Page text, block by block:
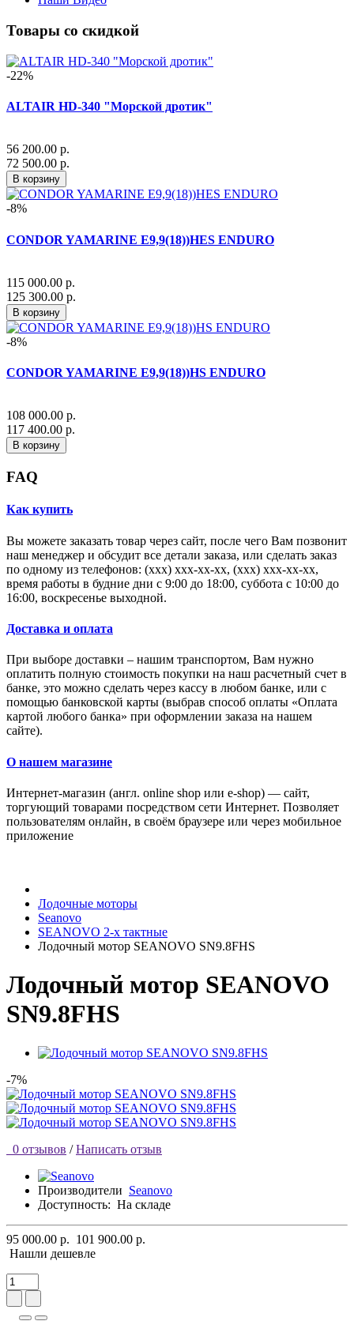
Товары со скидкой
-22%
ALTAIR HD-340 "Морской дротик"
56 200.00 р.
72 500.00 р.
В корзину
-8%
CONDOR YAMARINE E9,9(18))HES ENDURO
115 000.00 р.
125 300.00 р.
В корзину
-8%
CONDOR YAMARINE E9,9(18))HS ENDURO
108 000.00 р.
117 400.00 р.
В корзину
FAQ
Как купить
Вы можете заказать товар через сайт, после чего Вам позвонит
наш менеджер и обсудит все детали заказа, или сделать заказ
по одному из телефонов: (xxx) xxx-xx-xx, (xxx) xxx-xx-xx,
время работы в будние дни с 9:00 до 18:00, суббота с 10:00 до
16:00, воскресенье выходной.
Доставка и оплата
При выборе доставки – нашим транспортом, Вам нужно
оплатить полную стоимость покупки на наш расчетный счет в
банке, это можно сделать через кассу в любом банке, или с
помощью банковской карты (выбрав способ оплаты «Оплата
картой любого банка» при оформлении заказа на нашем
сайте).
О нашем магазине
Интернет-магазин (англ. online shop или e-shop) — сайт,
торгующий товарами посредством сети Интернет. Позволяет
пользователям онлайн, в своём браузере или через мобильное
приложение
Лодочные моторы
Seanovo
SEANOVO 2-х тактные
Лодочный мотор SEANOVO SN9.8FHS
Лодочный мотор SEANOVO
SN9.8FHS
-7%
0 отзывов / Написать отзыв
Производители Seanovo
Доступность: На складе
95 000.00 р. 101 900.00 р.
Нашли дешевле